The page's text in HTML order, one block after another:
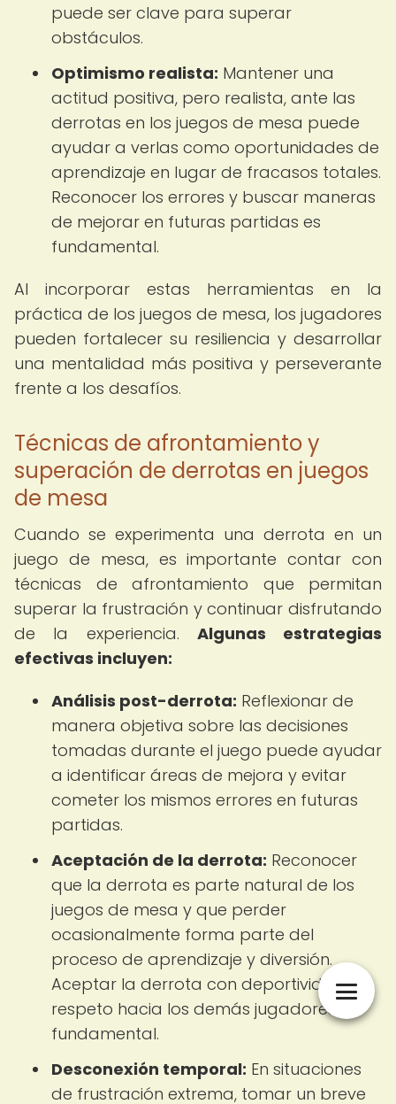
puede ser clave para superar
obstáculos.
Optimismo realista: Mantener una
actitud positiva, pero realista, ante las
derrotas en los juegos de mesa puede
ayudar a verlas como oportunidades de
aprendizaje en lugar de fracasos totales.
Reconocer los errores y buscar maneras
de mejorar en futuras partidas es
fundamental.
Al incorporar estas herramientas en la
práctica de los juegos de mesa, los jugadores
pueden fortalecer su resiliencia y desarrollar
una mentalidad más positiva y perseverante
frente a los desafíos.
Técnicas de afrontamiento y
superación de derrotas en juegos
de mesa
Cuando se experimenta una derrota en un
juego de mesa, es importante contar con
técnicas de afrontamiento que permitan
superar la frustración y continuar disfrutando
de la experiencia. Algunas estrategias
efectivas incluyen:
Análisis post-derrota: Reflexionar de
manera objetiva sobre las decisiones
tomadas durante el juego puede ayudar
a identificar áreas de mejora y evitar
cometer los mismos errores en futuras
partidas.
Aceptación de la derrota: Reconocer
que la derrota es parte natural de los
juegos de mesa y que perder
ocasionalmente forma parte del
proceso de aprendizaje y diversión.
Aceptar la derrota con deportividad y
respeto hacia los demás jugadores es
fundamental.
Desconexión temporal: En situaciones
de frustración extrema, tomar un breve